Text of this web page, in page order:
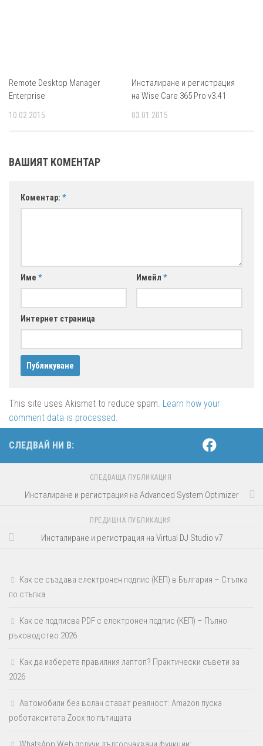
Remote Desktop Manager
Enterprise
10.02.2015
Инсталиране и регистрация
на Wise Care 365 Pro v3.41
03.01.2015
ВАШИЯТ КОМЕНТАР
Коментар: *
Име * Имейл *
Интернет страница
This site uses Akismet to reduce spam. Learn how your
comment data is processed.
СЛЕДВАЙ НИ В:
СЛЕДВАЩА ПУБЛИКАЦИЯ
Инсталиране и регистрация на Advanced System Optimizer
ПРЕДИШНА ПУБЛИКАЦИЯ
Инсталиране и регистрация на Virtual DJ Studio v7
Как се създава електронен подпис (КЕП) в България – Стъпка
по стъпка
Как се подписва PDF с електронен подпис (КЕП) – Пълно
ръководство 2026
Как да изберете правилния лаптоп? Практически съвети за
2026
Автомобили без волан стават реалност: Amazon пуска
роботакситата Zoox по пътищата